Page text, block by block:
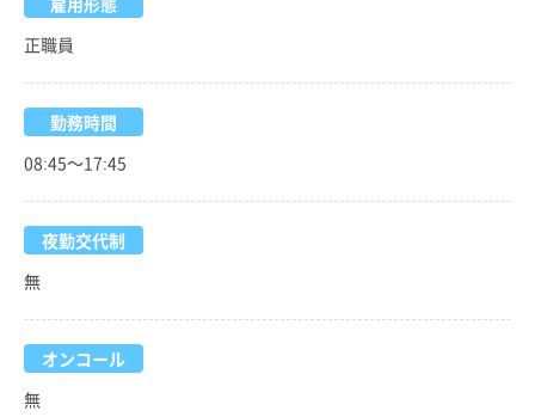
正職員
勤務時間
08:45～17:45
夜勤交代制
無
オンコール
無